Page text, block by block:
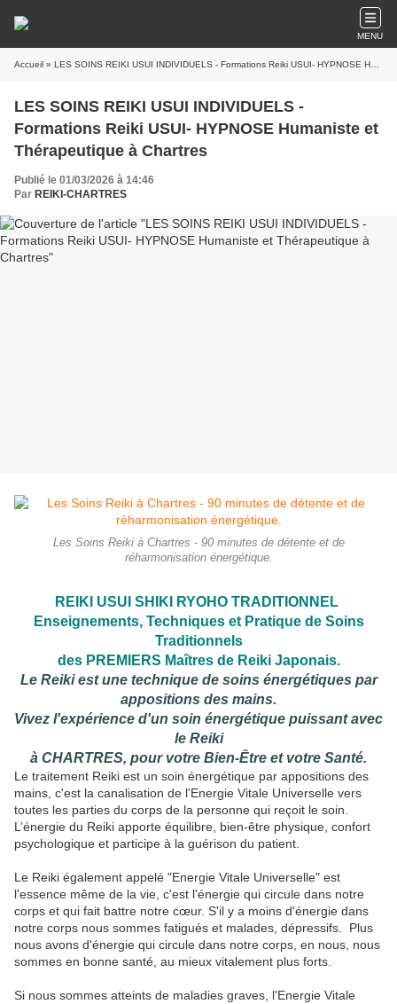
MENU
Accueil » LES SOINS REIKI USUI INDIVIDUELS - Formations Reiki USUI- HYPNOSE Humaniste et Thérapeutique à Chartres
LES SOINS REIKI USUI INDIVIDUELS -
Formations Reiki USUI- HYPNOSE Humaniste et
Thérapeutique à Chartres
Publié le 01/03/2026 à 14:46
Par REIKI-CHARTRES
Les Soins Reiki à Chartres - 90 minutes de détente et de
réharmonisation énergétique.
REIKI USUI SHIKI RYOHO TRADITIONNEL
Enseignements, Techniques et Pratique de Soins
Traditionnels
des PREMIERS Maîtres de Reiki Japonais.
Le Reiki est une technique de soins énergétiques par
appositions des mains.
Vivez l'expérience d'un soin énergétique puissant avec
le Reiki
à CHARTRES, pour votre Bien-Être et votre Santé.
Le traitement Reiki est un soin énergétique par appositions des
mains, c'est la canalisation de l'Energie Vitale Universelle vers
toutes les parties du corps de la personne qui reçoit le soin.
L’énergie du Reiki apporte équilibre, bien-être physique, confort
psychologique et participe à la guérison du patient.
Le Reiki également appelé "Energie Vitale Universelle" est
l'essence même de la vie, c'est l'énergie qui circule dans notre
corps et qui fait battre notre cœur. S'il y a moins d'énergie dans
notre corps nous sommes fatigués et malades, dépressifs. Plus
nous avons d'énergie qui circule dans notre corps, en nous, nous
sommes en bonne santé, au mieux vitalement plus forts.
Si nous sommes atteints de maladies graves, l'Energie Vitale